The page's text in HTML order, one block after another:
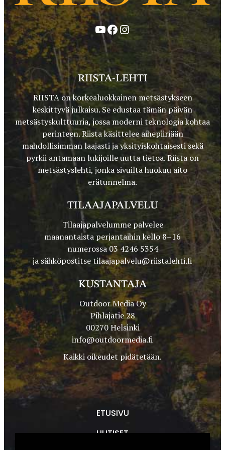
YouTube
Facebook
Instagram
RIISTA-LEHTI
RIISTA on korkealuokkainen metsästykseen
keskittyvä julkaisu. Se edustaa tämän päivän
metsästyskulttuuria, jossa moderni teknologia kohtaa
perinteen. Riista käsittelee aihepiiriään
mahdollisimman laajasti ja yksityiskohtaisesti sekä
pyrkii antamaan lukijoille uutta tietoa. Riista on
metsästyslehti, jonka sivuilta huokuu aito
erätunnelma.
TILAAJAPALVELU
Tilaajapalvelumme palvelee
maanantaista perjantaihin kello 8–16
numerossa 03 4246 5354
ja sähköpostitsetilaajapalvelu@riistalehti.fi
KUSTANTAJA
Outdoor Media Oy
Pihlajatie 28
00270 Helsinki
info@outdoormedia.fi
Kaikki oikeudet pidätetään.
ETUSIVU
UUTISET